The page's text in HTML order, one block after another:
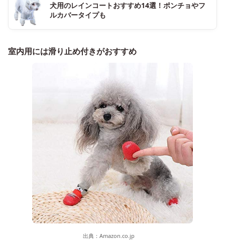
犬用のレインコートおすすめ14選！ポンチョやフ
ルカバータイプも
室内用には滑り止め付きがおすすめ
出典： Amazon.co.jp